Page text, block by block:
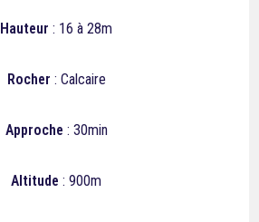
Hauteur : 16 à 28m
Rocher : Calcaire
Approche : 30min
Altitude : 900m